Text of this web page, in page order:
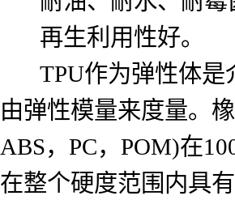
再生利用性好。
TPU作为弹性体是
由弹性模量来度量。
ABS，PC，POM)在
在整个硬度范围内具